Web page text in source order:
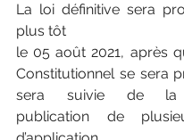
La loi définitive sera
plus tôt
le 05 août 2021, après
Constitutionnel se sera
sera suivie de la
publication de